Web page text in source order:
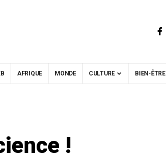
AFRIQUE MONDE CULTURE BIEN-ÊTRE
!